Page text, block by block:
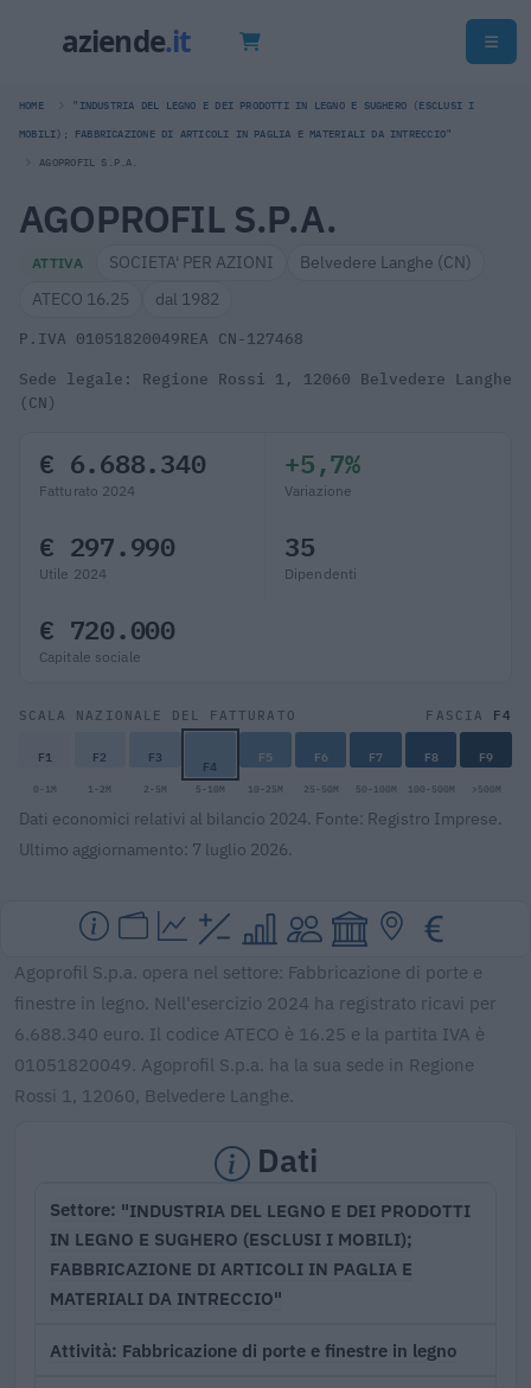
HOME "INDUSTRIA DEL LEGNO E DEI PRODOTTI IN LEGNO E SUGHERO (ESCLUSI I
MOBILI); FABBRICAZIONE DI ARTICOLI IN PAGLIA E MATERIALI DA INTRECCIO"
AGOPROFIL S.P.A.
AGOPROFIL S.P.A.
ATTIVA SOCIETA' PER AZIONI
Belvedere Langhe (CN)
ATECO 16.25
dal 1982
P.IVA 01051820049REA CN-127468
Sede legale: Regione Rossi 1, 12060 Belvedere Langhe
(CN)
€ 6.688.340
Fatturato 2024
+5,7%
Variazione
€ 297.990
Utile 2024
35
Dipendenti
€ 720.000
Capitale sociale
SCALA NAZIONALE DEL FATTURATO FASCIA F4
F1 F2 F3 F4 F5 F6 F7 F8 F9
0-1M 1-2M 2-5M 5-10M 10-25M 25-50M 50-100M 100-500M >500M
Dati economici relativi al bilancio 2024. Fonte: Registro Imprese.
Ultimo aggiornamento: 7 luglio 2026.
Agoprofil S.p.a. opera nel settore: Fabbricazione di porte e
finestre in legno. Nell'esercizio 2024 ha registrato ricavi per
6.688.340 euro. Il codice ATECO è 16.25 e la partita IVA è
01051820049. Agoprofil S.p.a. ha la sua sede in Regione
Rossi 1, 12060, Belvedere Langhe.
Dati
Settore "INDUSTRIA DEL LEGNO E DEI PRODOTTI
IN LEGNO E SUGHERO (ESCLUSI I MOBILI);
FABBRICAZIONE DI ARTICOLI IN PAGLIA E
MATERIALI DA INTRECCIO"
Attività Fabbricazione di porte e finestre in legno